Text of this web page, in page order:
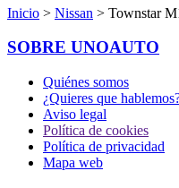
Inicio > Nissan > Townstar
SOBRE UNOAUTO
Quiénes somos
¿Quieres que
Aviso legal
Política de cookies
Política de privacidad
Mapa web